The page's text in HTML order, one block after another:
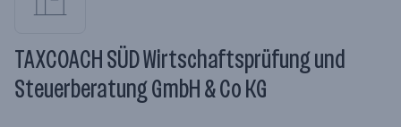
TAXCOACH SÜD Wirtschaftsprüfung und
Steuerberatung GmbH & Co KG